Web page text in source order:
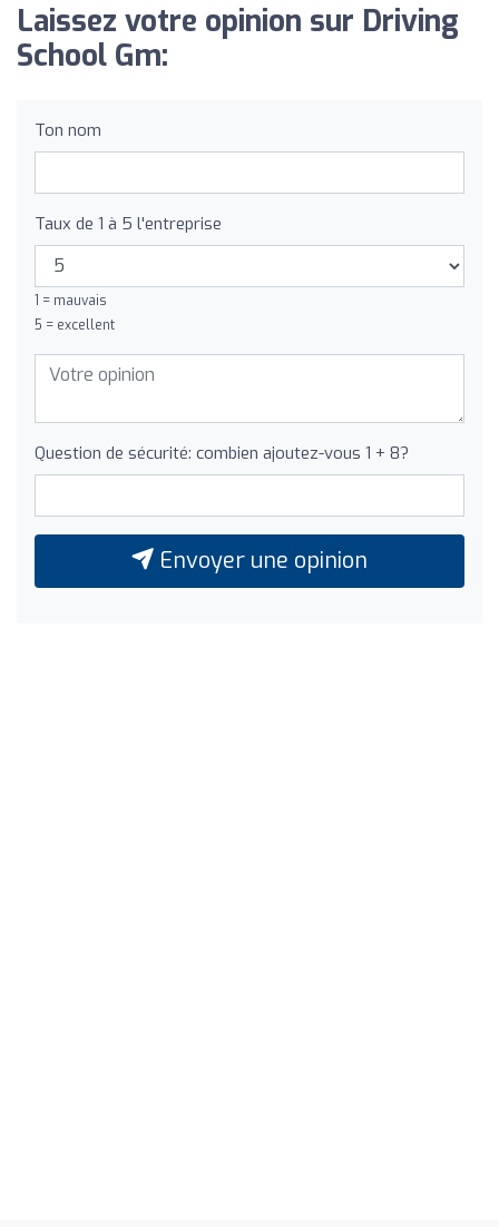
Laissez votre opinion sur Driving
School Gm:
Ton nom
Taux de 1 à 5 l'entreprise
1 = mauvais
5 = excellent
Question de sécurité: combien ajoutez-vous 1 + 8?
Envoyer une opinion